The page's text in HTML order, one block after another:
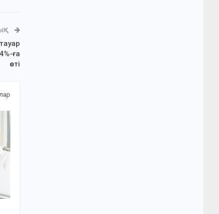
ға
өсті